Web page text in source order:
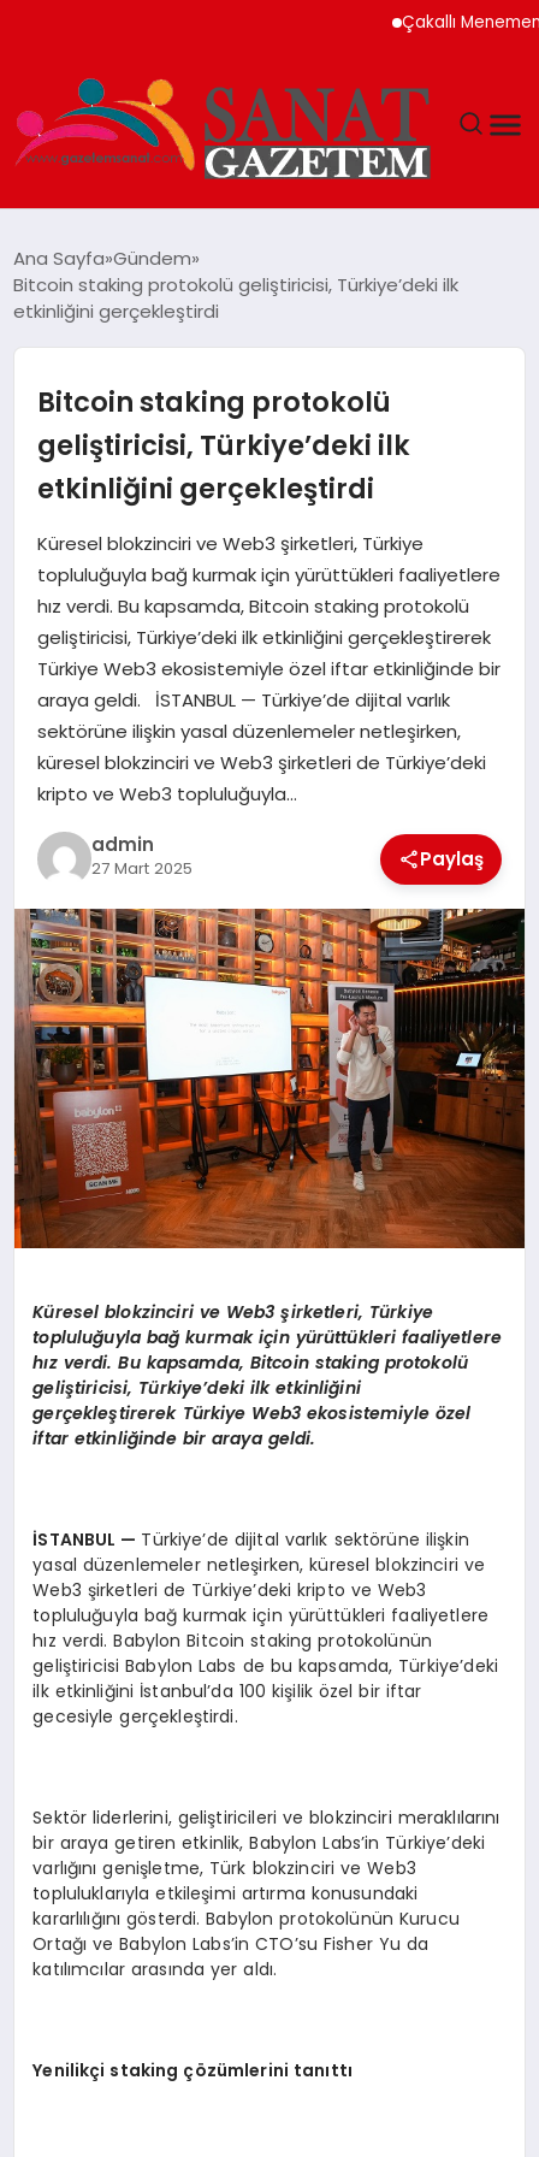
Çakallı Menemeni
TEKNOLOJI
YAŞAM
EKONOMI
SAĞLIK
DÜNYA
EĞITIM
Ana Sayfa Gündem
Bitcoin staking protokolü geliştiricisi, Türkiye’deki ilk
etkinliğini gerçekleştirdi
Bitcoin staking protokolü
geliştiricisi, Türkiye’deki ilk
etkinliğini gerçekleştirdi
Küresel blokzinciri ve Web3 şirketleri, Türkiye
topluluğuyla bağ kurmak için yürüttükleri faaliyetlere
hız verdi. Bu kapsamda, Bitcoin staking protokolü
geliştiricisi, Türkiye’deki ilk etkinliğini gerçekleştirerek
Türkiye Web3 ekosistemiyle özel iftar etkinliğinde bir
araya geldi. İSTANBUL — Türkiye’de dijital varlık
sektörüne ilişkin yasal düzenlemeler netleşirken,
küresel blokzinciri ve Web3 şirketleri de Türkiye’deki
kripto ve Web3 topluluğuyla…
admin
27 Mart 2025 Paylaş
Küresel blokzinciri ve Web3 şirketleri, Türkiye
topluluğuyla bağ kurmak için yürüttükleri faaliyetlere
hız verdi. Bu kapsamda, Bitcoin staking protokolü
geliştiricisi, Türkiye’deki ilk etkinliğini
gerçekleştirerek Türkiye Web3 ekosistemiyle özel
iftar etkinliğinde bir araya geldi.
İSTANBUL — Türkiye’de dijital varlık sektörüne ilişkin
yasal düzenlemeler netleşirken, küresel blokzinciri ve
Web3 şirketleri de Türkiye’deki kripto ve Web3
topluluğuyla bağ kurmak için yürüttükleri faaliyetlere
hız verdi. Babylon Bitcoin staking protokolünün
geliştiricisi Babylon Labs de bu kapsamda, Türkiye’deki
ilk etkinliğini İstanbul’da 100 kişilik özel bir iftar
gecesiyle gerçekleştirdi.
Sektör liderlerini, geliştiricileri ve blokzinciri meraklılarını
bir araya getiren etkinlik, Babylon Labs’in Türkiye’deki
varlığını genişletme, Türk blokzinciri ve Web3
topluluklarıyla etkileşimi artırma konusundaki
kararlılığını gösterdi. Babylon protokolünün Kurucu
Ortağı ve Babylon Labs’in CTO’su Fisher Yu da
katılımcılar arasında yer aldı.
Yenilikçi staking çözümlerini tanıttı